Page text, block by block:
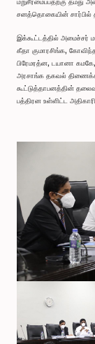
சனத்தொகையின் சார்பில்
இக்கூட்டத்தில் அமைச்சர்
கீதா குமாரசிங்க,
பிரேமரத்ன, டயானா
அரசாங்க தகவல்
கூட்டுத்தாபனத்தின்
பத்திரன உள்ளிட்ட